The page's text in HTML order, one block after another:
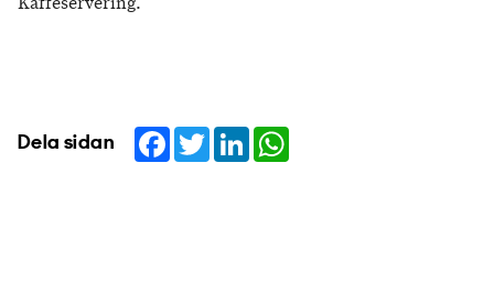
Dela sidan Facebook
TwitterLinkedIn